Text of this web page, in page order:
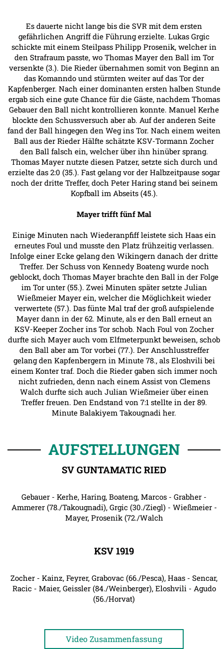
Es dauerte nicht lange bis die SVR mit dem ersten
gefährlichen Angriff die Führung erzielte. Lukas Grgic
schickte mit einem Steilpass Philipp Prosenik, welcher in
den Strafraum passte, wo Thomas Mayer den Ball im Tor
versenkte (3.). Die Rieder übernahmen somit von Beginn an
das Komanndo und stürmten weiter auf das Tor der
Kapfenberger. Nach einer dominanten ersten halben Stunde
ergab sich eine gute Chance für die Gäste, nachdem Thomas
Gebauer den Ball nicht kontrollieren konnte. Manuel Kerhe
blockte den Schussversuch aber ab. Auf der anderen Seite
fand der Ball hingegen den Weg ins Tor. Nach einem weiten
Ball aus der Rieder Hälfte schätzte KSV-Tormann Zocher
den Ball falsch ein, welcher über ihn hinüber sprang.
Thomas Mayer nutzte diesen Patzer, setzte sich durch und
erzielte das 2:0 (35.). Fast gelang vor der Halbzeitpause sogar
noch der dritte Treffer, doch Peter Haring stand bei seinem
Kopfball im Abseits (45.).
Mayer trifft fünf Mal
Einige Minuten nach Wiederanpfiff leistete sich Haas ein
erneutes Foul und musste den Platz frühzeitig verlassen.
Infolge einer Ecke gelang den Wikingern danach der dritte
Treffer. Der Schuss von Kennedy Boateng wurde noch
geblockt, doch Thomas Mayer brachte den Ball in der Folge
im Tor unter (55.). Zwei Minuten später setzte Julian
Wießmeier Mayer ein, welcher die Möglichkeit wieder
verwertete (57.). Das fünte Mal traf der groß aufspielende
Mayer dann in der 62. Minute, als er den Ball erneut an
KSV-Keeper Zocher ins Tor schob. Nach Foul von Zocher
durfte sich Mayer auch vom Elfmeterpunkt beweisen, schob
den Ball aber am Tor vorbei (77.). Der Anschlusstreffer
gelang den Kapfenbergern in Minute 78., als Eloshvili bei
einem Konter traf. Doch die Rieder gaben sich immer noch
nicht zufrieden, denn nach einem Assist von Clemens
Walch durfte sich auch Julian Wießmeier über einen
Treffer freuen. Den Endstand von 7:1 stellte in der 89.
Minute Balakiyem Takougnadi her.
AUFSTELLUNGEN
SV GUNTAMATIC RIED
Gebauer - Kerhe, Haring, Boateng, Marcos - Grabher -
Ammerer (78./Takougnadi), Grgic (30./Ziegl) - Wießmeier -
Mayer, Prosenik (72./Walch
KSV 1919
Zocher - Kainz, Feyrer, Grabovac (66./Pesca), Haas - Sencar,
Racic - Maier, Geissler (84./Weinberger), Eloshvili - Agudo
(56./Horvat)
Video Zusammenfassung